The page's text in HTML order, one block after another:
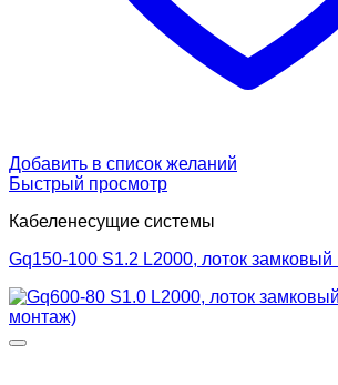
Добавить в список желаний
Быстрый просмотр
Кабеленесущие системы
Gq150-100 S1.2 L2000, лоток